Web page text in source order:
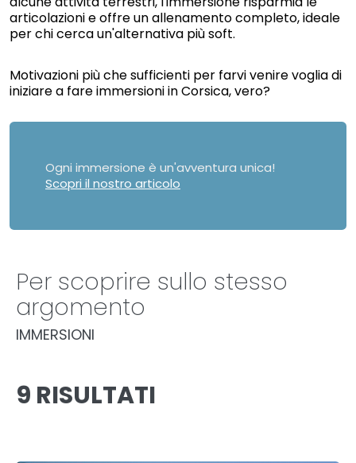
articolazioni e offre un allenamento completo, ideale
per chi cerca un'alternativa più soft.
Motivazioni più che sufficienti per farvi venire voglia di
iniziare a fare immersioni in Corsica, vero?
Ogni immersione è un'avventura unica!
Scopri il nostro articolo
Per scoprire sullo stesso
argomento
IMMERSIONI
9 RISULTATI